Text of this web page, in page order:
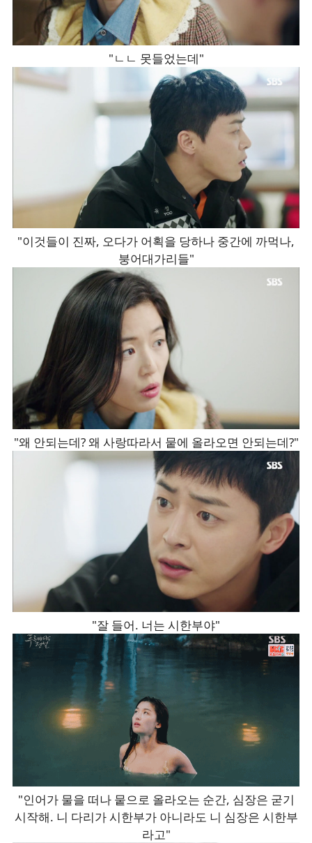
"ㄴㄴ 못들었는데"
"이것들이 진짜, 오다가 어획을 당하나 중간에 까먹나,
붕어대가리들"
"왜 안되는데? 왜 사랑따라서 뭍에 올라오면 안되는데?"
"잘 들어. 너는 시한부야"
"인어가 물을 떠나 뭍으로 올라오는 순간, 심장은 굳기
시작해. 니 다리가 시한부가 아니라도 니 심장은 시한부
라고"